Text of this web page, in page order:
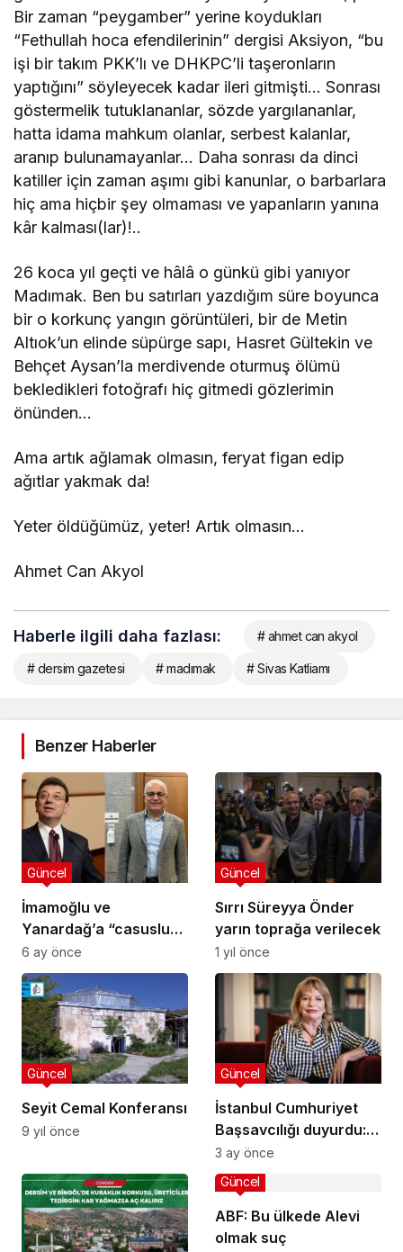
Bir zaman “peygamber” yerine koydukları
“Fethullah hoca efendilerinin” dergisi Aksiyon, “bu
işi bir takım PKK’lı ve DHKPC’li taşeronların
yaptığını” söyleyecek kadar ileri gitmişti… Sonrası
göstermelik tutuklananlar, sözde yargılananlar,
hatta idama mahkum olanlar, serbest kalanlar,
aranıp bulunamayanlar… Daha sonrası da dinci
katiller için zaman aşımı gibi kanunlar, o barbarlara
hiç ama hiçbir şey olmaması ve yapanların yanına
kâr kalması(lar)!..
26 koca yıl geçti ve hâlâ o günkü gibi yanıyor
Madımak. Ben bu satırları yazdığım süre boyunca
bir o korkunç yangın görüntüleri, bir de Metin
Altıok’un elinde süpürge sapı, Hasret Gültekin ve
Behçet Aysan’la merdivende oturmuş ölümü
bekledikleri fotoğrafı hiç gitmedi gözlerimin
önünden…
Ama artık ağlamak olmasın, feryat figan edip
ağıtlar yakmak da!
Yeter öldüğümüz, yeter! Artık olmasın…
Ahmet Can Akyol
Haberle ilgili daha fazlası: # ahmet can akyol
# dersim gazetesi # madımak # Sivas Katliamı
Benzer Haberler
İmamoğlu ve
Yanardağ’a “casusluk”
davası açıldı
Güncel
6 ay önce
Sırrı Süreyya Önder
yarın toprağa verilecek
Güncel
1 yıl önce
Seyit Cemal Konferansı
Güncel
9 yıl önce
İstanbul Cumhuriyet
Başsavcılığı duyurdu:
Mine Kırıkkanat’a
‘kripto kılıç artığı’
soruşturması
Güncel
3 ay önce
ABF: Bu ülkede Alevi
olmak suç
Güncel